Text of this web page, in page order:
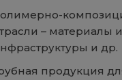
– материалы
и др.
продукция